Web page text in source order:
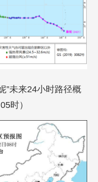
”未来24小时路径概
时）